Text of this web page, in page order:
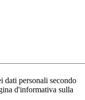
dati personali secondo
d'informativa sulla